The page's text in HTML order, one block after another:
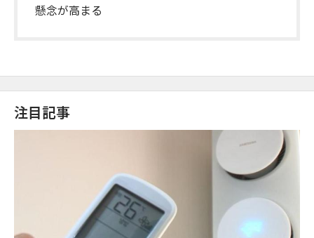
懸念が高まる
注目記事